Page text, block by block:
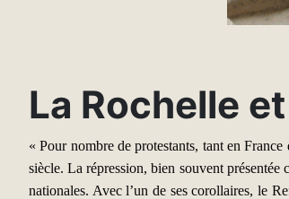
La Rochelle
«Pour nombre de protestants, tant en France
siècle. La répression, bien souvent
nationales. Avec l’un de ses corollaires, le